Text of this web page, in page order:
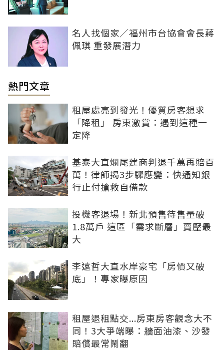
名人找個家／福州市台協會會長蔣
佩琪 重發展潛力
熱門文章
租屋處亮到發光！優質房客想求
「降租」 房東激賞：遇到這種一
定降
基泰大直爛尾建商判退千萬再賠百
萬！律師揭3步驟應變：快通知銀
行止付搶救自備款
投機客退場！新北預售待售量破
1.8萬戶 這區「需求斷層」賣壓最
大
李遠哲大直水岸豪宅「房價又破
底」！專家曝原因
租屋退租點交...房東房客觀念大不
同！3大爭端曝：牆面油漆、沙發
賠償最常鬧翻